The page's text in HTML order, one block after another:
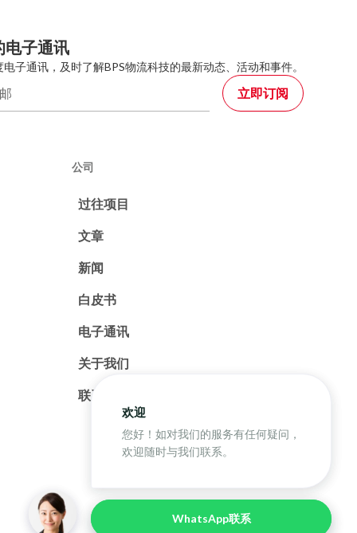
欢迎
您好！如对我们的服务有任何疑问，
欢迎随时与我们联系。
WhatsApp联系
电子通讯
子通讯，及时了解BPS物流科技的最新动态、活动和事件。
公司
过往项目
文章
新闻
白皮书
电子通讯
关于我们
联系我们
欢迎
您好！如对我们的服务有任何疑问，
欢迎随时与我们联系。
WhatsApp联系